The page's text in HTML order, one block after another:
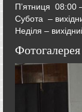
П’ятниця 08:00
Субота –
Неділя –
Фотогалерея